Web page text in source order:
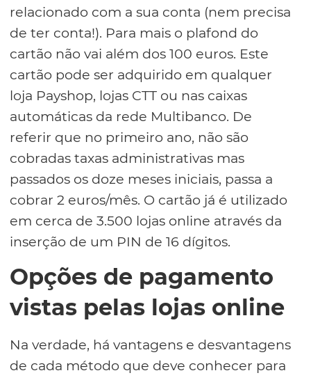
relacionado com a sua conta (nem precisa
de ter conta!). Para mais o plafond do
cartão não vai além dos 100 euros. Este
cartão pode ser adquirido em qualquer
loja Payshop, lojas CTT ou nas caixas
automáticas da rede Multibanco. De
referir que no primeiro ano, não são
cobradas taxas administrativas mas
passados os doze meses iniciais, passa a
cobrar 2 euros/mês. O cartão já é utilizado
em cerca de 3.500 lojas online através da
inserção de um PIN de 16 dígitos.
Opções de pagamento
vistas pelas lojas online
Na verdade, há vantagens e desvantagens
de cada método que deve conhecer para